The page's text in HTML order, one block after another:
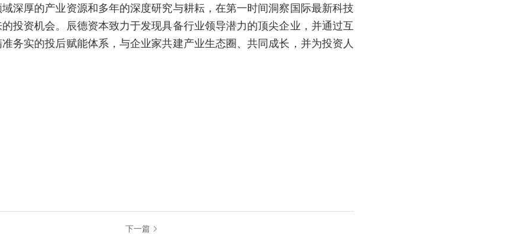
深厚的产业资源和多年的深度研究与耕耘，在第一时间洞察国际最新科技
投资机会。辰德资本致力于发现具备行业领导潜力的顶尖企业，并通过互
务实的投后赋能体系，与企业家共建产业生态圈、共同成长，并为投资人
下一篇